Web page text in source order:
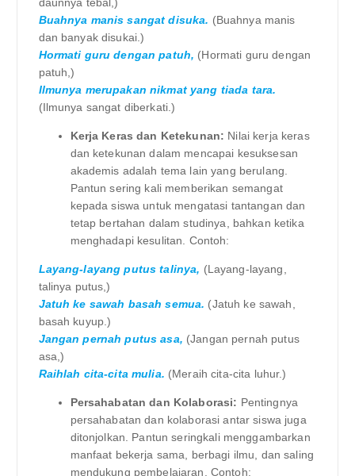
Buahnya manis sangat disuka. (Buahnya manis
dan banyak disukai.)
Hormati guru dengan patuh, (Hormati guru dengan
patuh,)
Ilmunya merupakan nikmat yang tiada tara.
(Ilmunya sangat diberkati.)
Kerja Keras dan Ketekunan: Nilai kerja keras
dan ketekunan dalam mencapai kesuksesan
akademis adalah tema lain yang berulang.
Pantun sering kali memberikan semangat
kepada siswa untuk mengatasi tantangan dan
tetap bertahan dalam studinya, bahkan ketika
menghadapi kesulitan. Contoh:
Layang-layang putus talinya, (Layang-layang,
talinya putus,)
Jatuh ke sawah basah semua. (Jatuh ke sawah,
basah kuyup.)
Jangan pernah putus asa, (Jangan pernah putus
asa,)
Raihlah cita-cita mulia. (Meraih cita-cita luhur.)
Persahabatan dan Kolaborasi: Pentingnya
persahabatan dan kolaborasi antar siswa juga
ditonjolkan. Pantun seringkali menggambarkan
manfaat bekerja sama, berbagi ilmu, dan saling
mendukung pembelajaran. Contoh: